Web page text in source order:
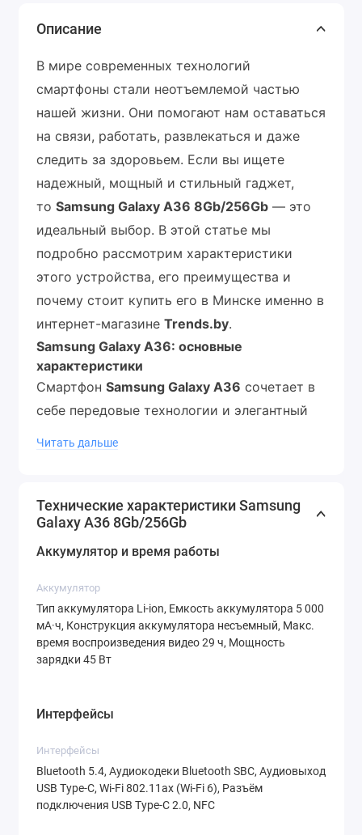
Описание
В мире современных технологий
смартфоны стали неотъемлемой частью
нашей жизни. Они помогают нам оставаться
на связи, работать, развлекаться и даже
следить за здоровьем. Если вы ищете
надежный, мощный и стильный гаджет,
то Samsung Galaxy A36 8Gb/256Gb — это
идеальный выбор. В этой статье мы
подробно рассмотрим характеристики
этого устройства, его преимущества и
почему стоит купить его в Минске именно в
интернет-магазине Trends.by.
Samsung Galaxy A36: основные
характеристики
Смартфон Samsung Galaxy A36 сочетает в
себе передовые технологии и элегантный
частотой обновления 120 Гц. Это
обеспечивает невероятно четкое и плавное
изображение, что особенно важно для
Процессор:
Qualcomm Snapdragon 6 Gen 3
— мощный и энергоэффективный чипсет,
который гарантирует высокую
Память: 8 ГБ оперативной памяти и 256 ГБ
встроенной памяти. Такой объем позволяет
хранить тысячи фото, видео и приложений
без необходимости постоянной очистки.
Читать дальше
Технические характеристики Samsung
Galaxy A36 8Gb/256Gb
Аккумулятор и время работы
Аккумулятор
Тип аккумулятора Li-ion, Емкость аккумулятора 5 000
мА·ч, Конструкция аккумулятора несъемный, Макс.
время воспроизведения видео 29 ч, Мощность
зарядки 45 Вт
Интерфейсы
Интерфейсы
Bluetooth 5.4, Аудиокодеки Bluetooth SBC, Аудиовыход
USB Type-C, Wi-Fi 802.11ax (Wi-Fi 6), Разъём
подключения USB Type-C 2.0, NFC